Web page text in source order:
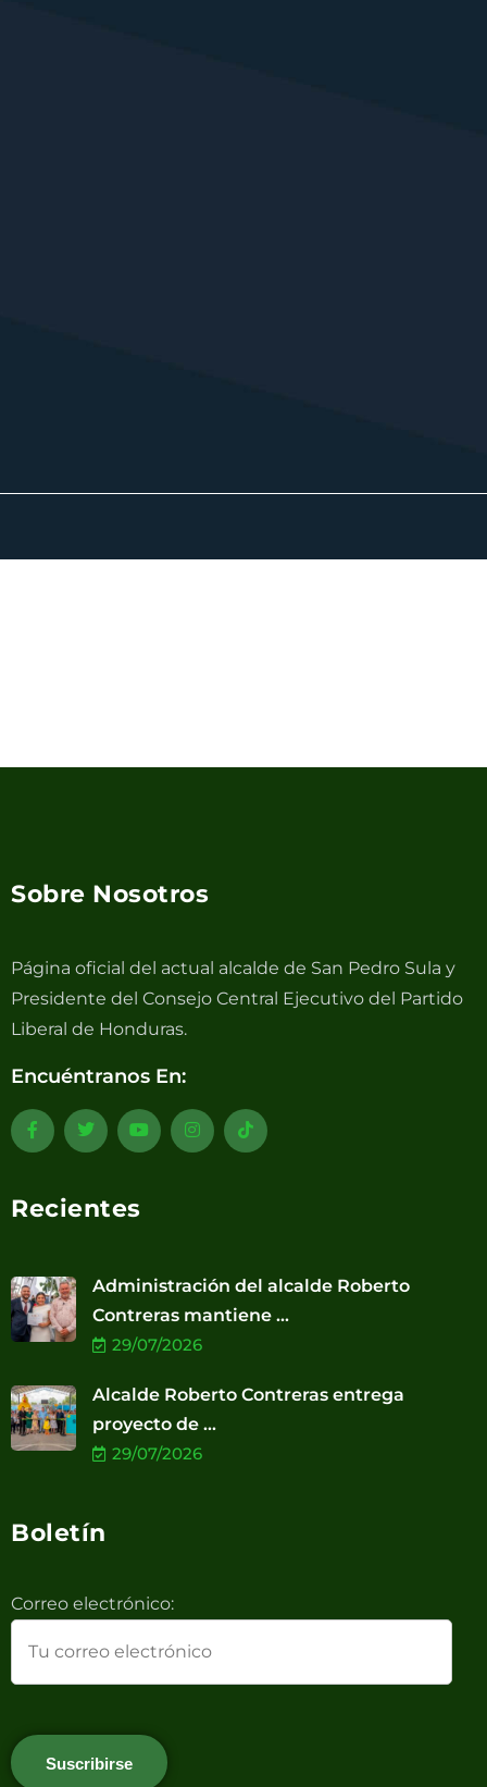
Sobre Nosotros
Página oficial del actual alcalde de San Pedro Sula y
Presidente del Consejo Central Ejecutivo del Partido
Liberal de Honduras.
Encuéntranos En:
Recientes
Administración del alcalde Roberto
Contreras mantiene ...
29/07/2026
Alcalde Roberto Contreras entrega
proyecto de ...
29/07/2026
Boletín
Correo electrónico: